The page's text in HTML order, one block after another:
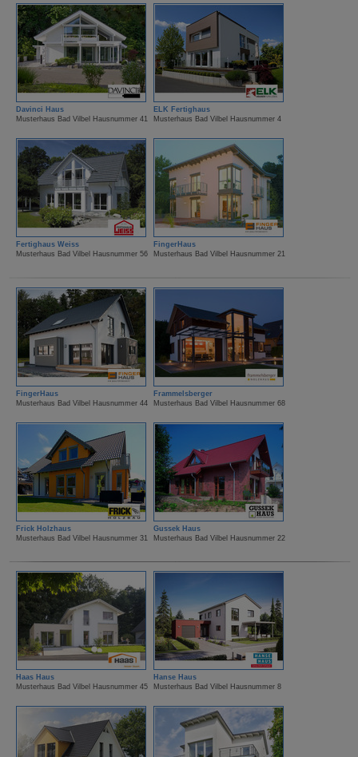
Davinci Haus
Musterhaus Bad Vilbel Hausnummer 41
ELK Fertighaus
Musterhaus Bad Vilbel Hausnummer 4
Fertighaus Weiss
Musterhaus Bad Vilbel Hausnummer 56
FingerHaus
Musterhaus Bad Vilbel Hausnummer 21
FingerHaus
Musterhaus Bad Vilbel Hausnummer 44
Frammelsberger
Musterhaus Bad Vilbel Hausnummer 68
Frick Holzhaus
Musterhaus Bad Vilbel Hausnummer 31
Gussek Haus
Musterhaus Bad Vilbel Hausnummer 22
Haas Haus
Musterhaus Bad Vilbel Hausnummer 45
Hanse Haus
Musterhaus Bad Vilbel Hausnummer 8